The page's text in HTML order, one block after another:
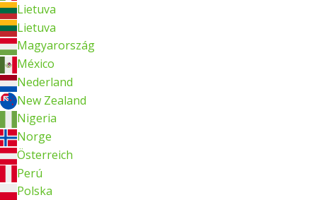
Lietuva
Lietuva
Magyarország
México
Nederland
New Zealand
Nigeria
Norge
Österreich
Perú
Polska